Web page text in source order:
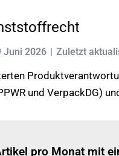
Juni 2026 Zuletzt
und VerpackDG)
pro Monat mit